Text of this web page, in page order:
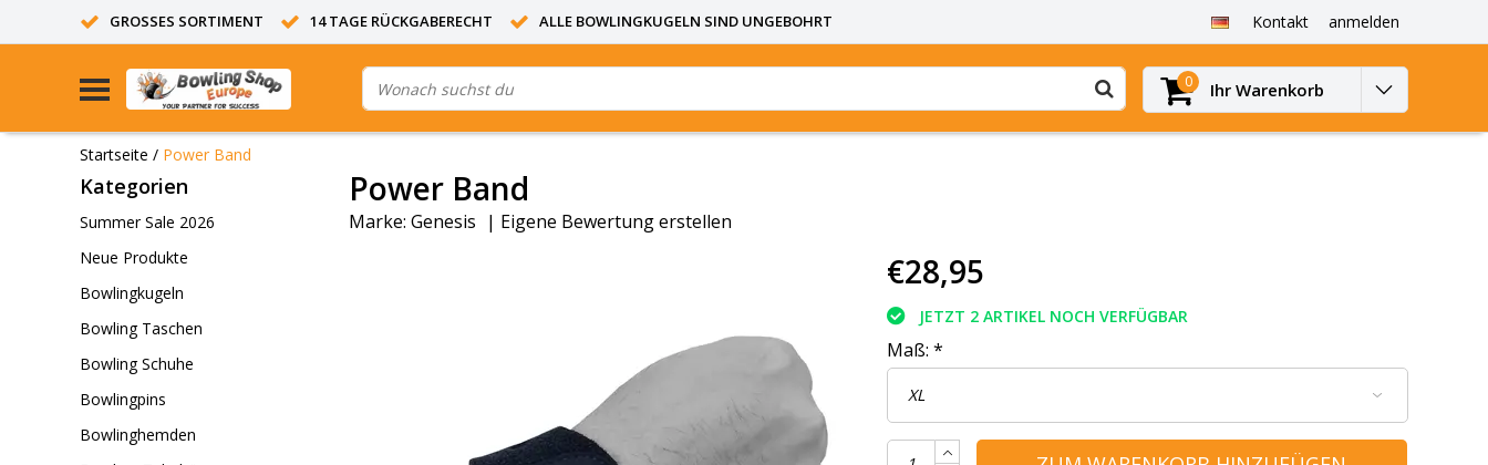
GROSSES SORTIMENT 14 TAGE RÜCKGABERECHT ALLE BOWLINGKUGELN SIND UNGEBOHRT Kontakt anmelden
0 Ihr Warenkorb
Startseite / Power Band
Kategorien
Summer Sale 2026
Neue Produkte
Bowlingkugeln
Bowling Taschen
Bowling Schuhe
Bowlingpins
Bowlinghemden
Power Band
Marke: Genesis | Eigene Bewertung erstellen
€28,95
JETZT 2 ARTIKEL NOCH VERFÜGBAR
Maß: *